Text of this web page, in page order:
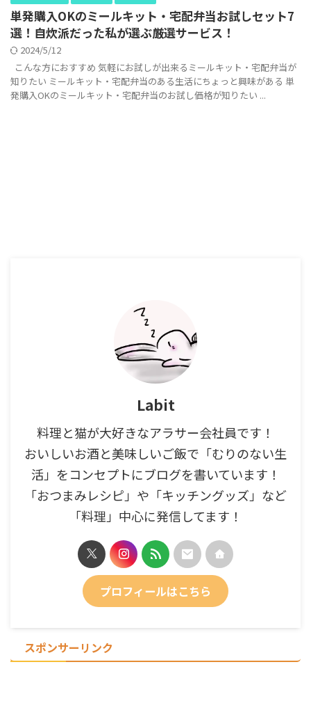
単発購入OKのミールキット・宅配弁当お試しセット7
選！自炊派だった私が選ぶ厳選サービス！
2024/5/12
こんな方におすすめ 気軽にお試しが出来るミールキット・宅配弁当が
知りたい ミールキット・宅配弁当のある生活にちょっと興味がある 単
発購入OKのミールキット・宅配弁当のお試し価格が知りたい ...
Labit
料理と猫が大好きなアラサー会社員です！
おいしいお酒と美味しいご飯で「むりのない生
活」をコンセプトにブログを書いています！
「おつまみレシピ」や「キッチングッズ」など
「料理」中心に発信してます！
プロフィールはこちら
スポンサーリンク